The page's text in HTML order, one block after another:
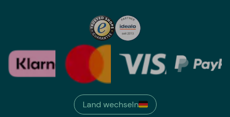
Land wechseln